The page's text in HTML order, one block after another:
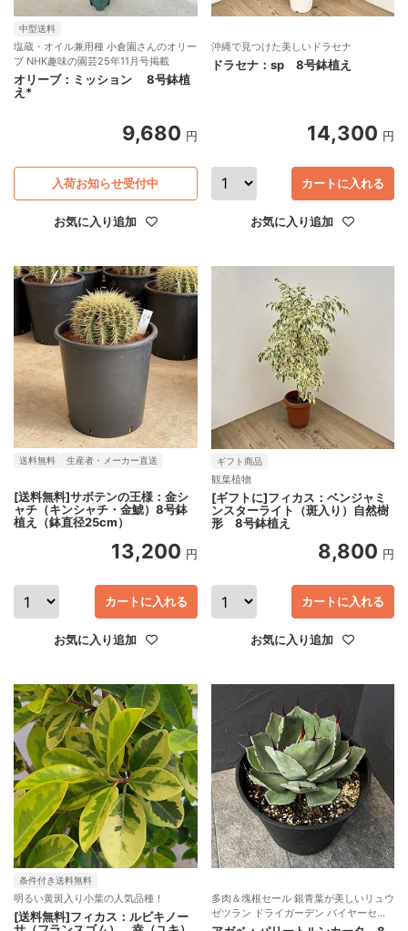
中型送料
塩蔵・オイル兼用種 小倉園さんのオリー
ブ NHK趣味の園芸25年11月号掲載
オリーブ：ミッション 8号鉢植
え*
9,680 円
お気に入り追加
入荷お知らせ受付中
沖縄で見つけた美しいドラセナ
ドラセナ：sp 8号鉢植え
14,300 円
お気に入り追加
カートに入れる
送料無料 生産者・メーカー直送
[送料無料]サボテンの王様：金シ
ャチ（キンシャチ・金鯱）8号鉢
植え（鉢直径25cm）
13,200 円
お気に入り追加
カートに入れる
ギフト商品
観葉植物
[ギフトに]フィカス：ベンジャミ
ンスターライト（斑入り）自然樹
形 8号鉢植え
8,800 円
お気に入り追加
カートに入れる
条件付き送料無料
明るい黄斑入り小葉の人気品種！
[送料無料]フィカス：ルビキノー
多肉＆塊根セール 銀青葉が美しいリュウ
ゼツラン ドライガーデン バイヤーセレ
クト